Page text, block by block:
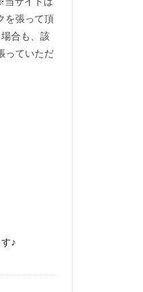
を張って頂
合も、該
っていただ
♪